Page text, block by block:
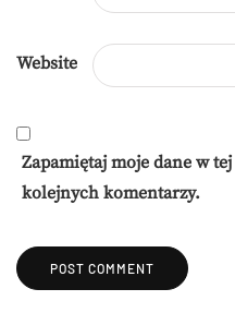
Website
Zapamiętaj moje dane w
kolejnych komentarzy.